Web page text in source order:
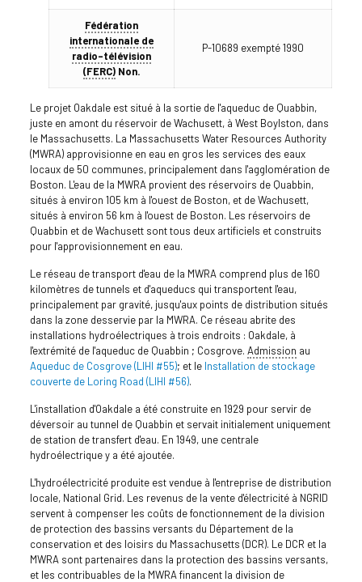
Fédération
internationale de
radio-télévision
(FERC)Non.
P-10689 exempté 1990
Le projet Oakdale est situé à la sortie de l'aqueduc de Quabbin,
juste en amont du réservoir de Wachusett, à West Boylston, dans
le Massachusetts. La Massachusetts Water Resources Authority
(MWRA) approvisionne en eau en gros les services des eaux
locaux de 50 communes, principalement dans l'agglomération de
Boston. L'eau de la MWRA provient des réservoirs de Quabbin,
situés à environ 105 km à l'ouest de Boston, et de Wachusett,
situés à environ 56 km à l'ouest de Boston. Les réservoirs de
Quabbin et de Wachusett sont tous deux artificiels et construits
pour l'approvisionnement en eau.
Le réseau de transport d'eau de la MWRA comprend plus de 160
kilomètres de tunnels et d'aqueducs qui transportent l'eau,
principalement par gravité, jusqu'aux points de distribution situés
dans la zone desservie par la MWRA. Ce réseau abrite des
installations hydroélectriques à trois endroits : Oakdale, à
l'extrémité de l'aqueduc de Quabbin ; Cosgrove. Admission au
Aqueduc de Cosgrove (LIHI #55); et le Installation de stockage
couverte de Loring Road (LIHI #56).
L'installation d'Oakdale a été construite en 1929 pour servir de
déversoir au tunnel de Quabbin et servait initialement uniquement
de station de transfert d'eau. En 1949, une centrale
hydroélectrique y a été ajoutée.
L'hydroélectricité produite est vendue à l'entreprise de distribution
locale, National Grid. Les revenus de la vente d'électricité à NGRID
servent à compenser les coûts de fonctionnement de la division
de protection des bassins versants du Département de la
conservation et des loisirs du Massachusetts (DCR). Le DCR et la
MWRA sont partenaires dans la protection des bassins versants,
et les contribuables de la MWRA financent la division de